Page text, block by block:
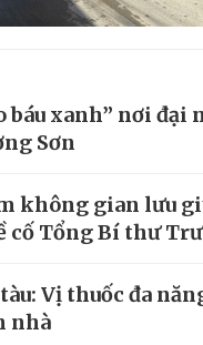
báu xanh” nơi đại
Sơn
không gian lưu
cố Tổng Bí thư
Vị thuốc đa
nhà